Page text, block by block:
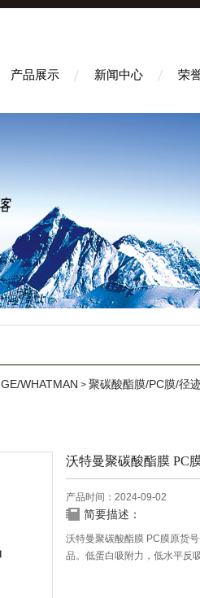
产品展示 新闻中心 荣
GE/WHATMAN > 聚碳酸酯膜/PC膜/径
沃特曼聚碳酸酯膜 PC
产品时间：2024-09-02
简要描述：
沃特曼聚碳酸酯膜 PC膜原货
品。低蛋白吸附力，低水平反